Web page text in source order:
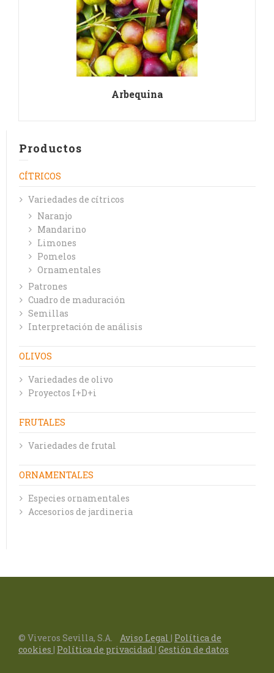
Arbequina
Productos
CÍTRICOS
Variedades de cítricos
Naranjo
Mandarino
Limones
Pomelos
Ornamentales
Patrones
Cuadro de maduración
Semillas
Interpretación de análisis
OLIVOS
Variedades de olivo
Proyectos I+D+i
FRUTALES
Variedades de frutal
ORNAMENTALES
Especies ornamentales
Accesorios de jardineria
© Viveros Sevilla, S.A. Aviso Legal | Política de
cookies | Política de privacidad| Gestión de datos